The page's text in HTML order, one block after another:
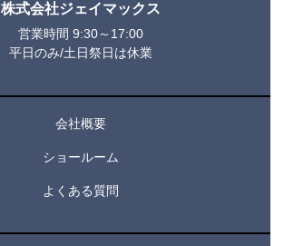
株式会社ジェイマックス
営業時間 9:30～17:00
平日のみ/土日祭日は休業
会社概要
ショールーム
よくある質問